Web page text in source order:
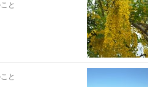
と
と